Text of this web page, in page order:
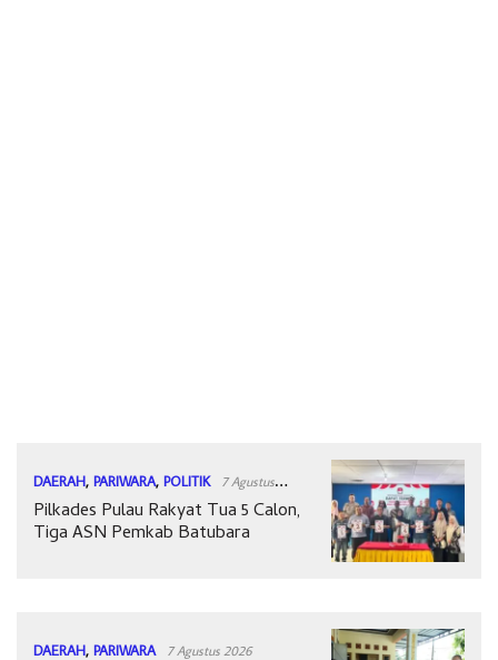
DAERAH, PARIWARA, POLITIK 7 Agustus
2026
Pilkades Pulau Rakyat Tua 5 Calon,
Tiga ASN Pemkab Batubara
DAERAH, PARIWARA 7 Agustus 2026